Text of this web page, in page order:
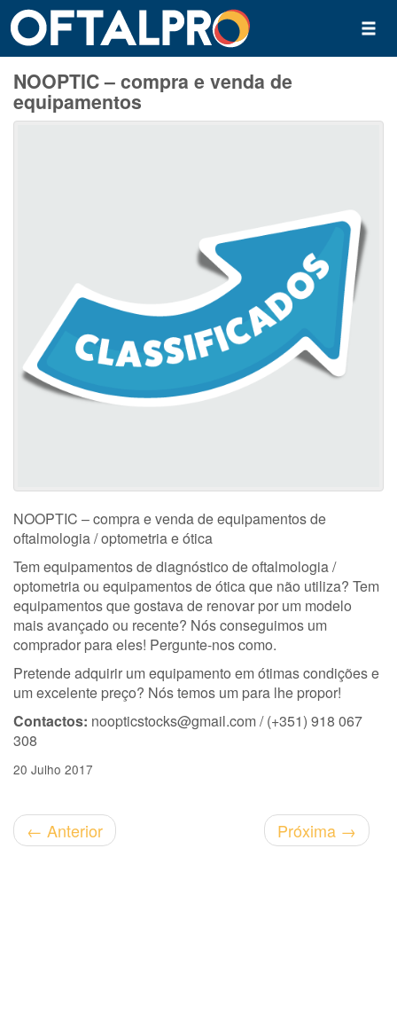
NOOPTIC – compra e venda de
equipamentos
NOOPTIC – compra e venda de equipamentos de
oftalmologia / optometria e ótica
Tem equipamentos de diagnóstico de oftalmologia /
optometria ou equipamentos de ótica que não utiliza? Tem
equipamentos que gostava de renovar por um modelo
mais avançado ou recente? Nós conseguimos um
comprador para eles! Pergunte-nos como.
Pretende adquirir um equipamento em ótimas condições e
um excelente preço? Nós temos um para lhe propor!
Contactos: noopticstocks@gmail.com / (+351) 918 067
308
20 Julho 2017
← Anterior Próxima →